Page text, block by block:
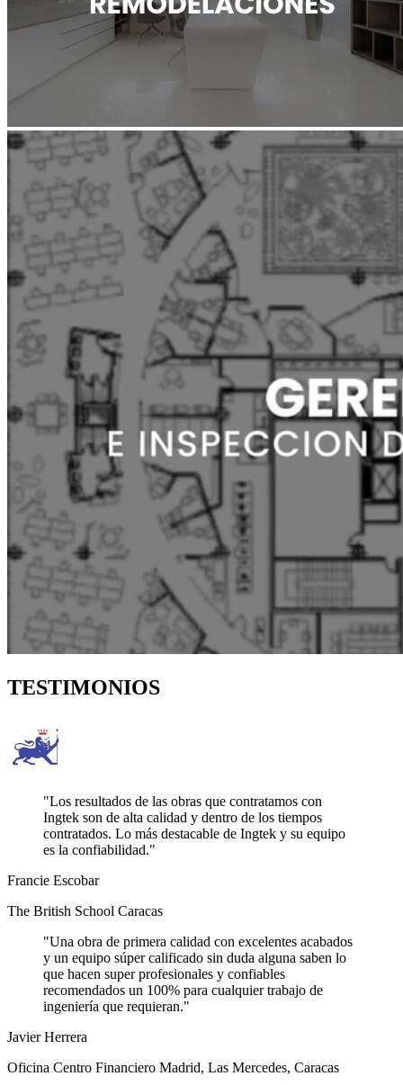
TESTIMONIOS
"Los resultados de las obras que contratamos con
Ingtek son de alta calidad y dentro de los tiempos
contratados. Lo más destacable de Ingtek y su equipo
es la confiabilidad."
Francie Escobar
The British School Caracas
"Una obra de primera calidad con excelentes acabados
y un equipo súper calificado sin duda alguna saben lo
que hacen super profesionales y confiables
recomendados un 100% para cualquier trabajo de
ingeniería que requieran."
Javier Herrera
Oficina Centro Financiero Madrid, Las Mercedes, Caracas